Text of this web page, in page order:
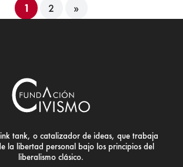
1 2 »
tank, o catalizador de ideas, que trabaja
la libertad personal bajo los principios del
liberalismo clásico.